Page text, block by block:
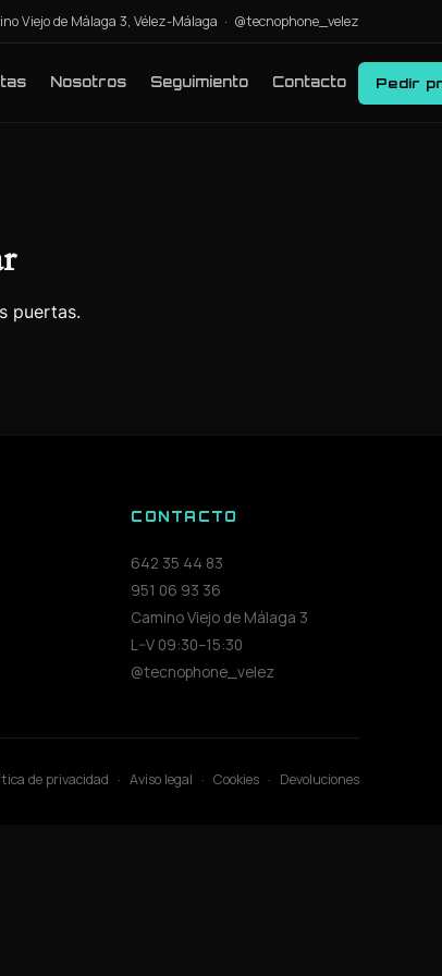
Viejo de Málaga 3, Vélez-Málaga · @tecnophone_velez
Nosotros Seguimiento Contacto Pedir
puertas.
CONTACTO
642 35 44 83
951 06 93 36
Camino Viejo de Málaga 3
L–V 09:30–15:30
@tecnophone_velez
de privacidad · Aviso legal · Cookies · Devoluciones